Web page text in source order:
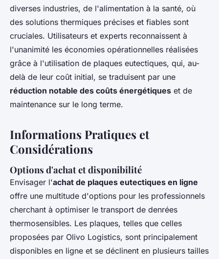
diverses industries, de l'alimentation à la santé, où
des solutions thermiques précises et fiables sont
cruciales. Utilisateurs et experts reconnaissent à
l'unanimité les économies opérationnelles réalisées
grâce à l'utilisation de plaques eutectiques, qui, au-
delà de leur coût initial, se traduisent par une
réduction notable des coûts énergétiques et de
maintenance sur le long terme.
Informations Pratiques et
Considérations
Options d'achat et disponibilité
Envisager l'achat de plaques eutectiques en ligne
offre une multitude d'options pour les professionnels
cherchant à optimiser le transport de denrées
thermosensibles. Les plaques, telles que celles
proposées par Olivo Logistics, sont principalement
disponibles en ligne et se déclinent en plusieurs tailles